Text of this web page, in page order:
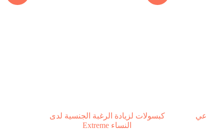
كبسولات لزيادة الرغبة الجنسية لدى
النساء Extreme